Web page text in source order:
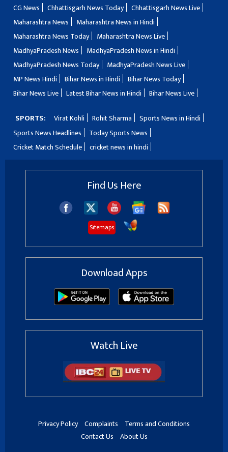
CG News
Chhattisgarh News Today
Chhattisgarh News Live
Maharashtra News
Maharashtra News in Hindi
Maharashtra News Today
Maharashtra News Live
MadhyaPradesh News
MadhyaPradesh News in Hindi
MadhyaPradesh News Today
MadhyaPradesh News Live
MP News Hindi
Bihar News in Hindi
Bihar News Today
Bihar News Live
Latest Bihar News in Hindi Bihar News Live
SPORTS: Virat Kohli Rohit Sharma
Sports News in Hindi
Sports News Headlines
Today Sports News
Cricket Match Schedule
cricket news in hindi
Find Us Here
Sitemaps
Download Apps
Watch Live
Privacy Policy Complaints
Terms and Conditions
Contact Us
About Us